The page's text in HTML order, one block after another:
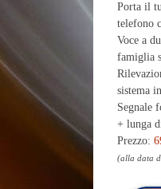
Porta il
telefono
Voce a
famiglia
sistema
Segnale
+ lunga
Prezzo:
(alla data